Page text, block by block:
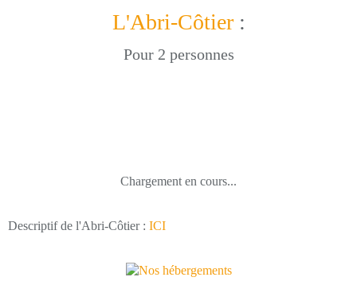
L'Abri-Côtier:
Pour 2 personnes
Chargement en cours...
Descriptif de l'Abri-Côtier : ICI